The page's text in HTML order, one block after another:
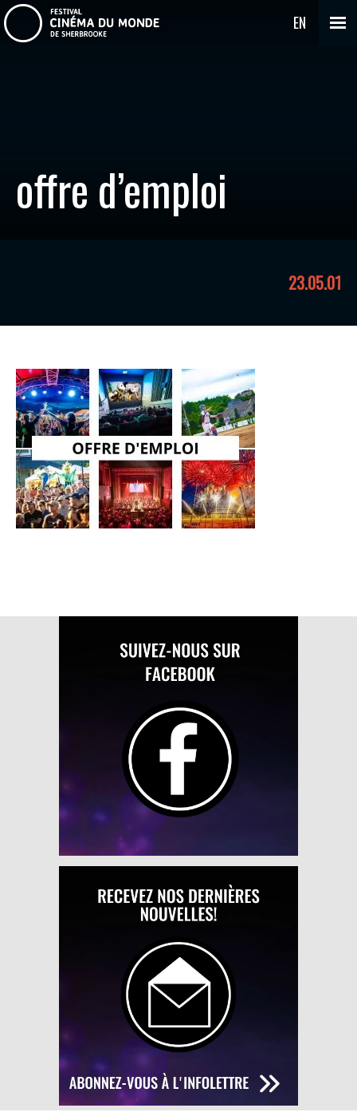
EN
offre d’emploi
23.05.01